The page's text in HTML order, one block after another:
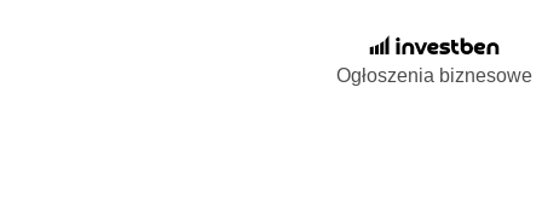
Ogłoszenia biznesowe